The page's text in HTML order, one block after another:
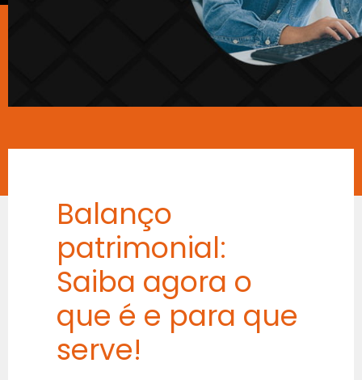
Balanço
patrimonial:
Saiba agora o
que é e para que
serve!